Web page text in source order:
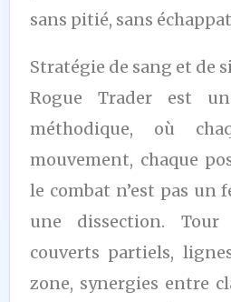
sans pitié, sans
Stratégie de sang et de
Rogue Trader est
méthodique, où
mouvement, chaque
le combat n’est pas un
une dissection.
couverts partiels,
zone, synergies entre